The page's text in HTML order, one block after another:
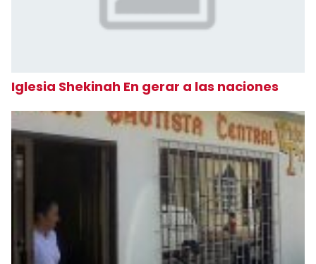
Iglesia Shekinah En gerar a las naciones